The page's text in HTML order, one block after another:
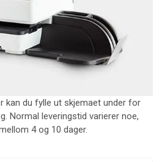
kan du fylle ut skjemaet under for
Normal leveringstid varierer noe,
4 og 10 dager.